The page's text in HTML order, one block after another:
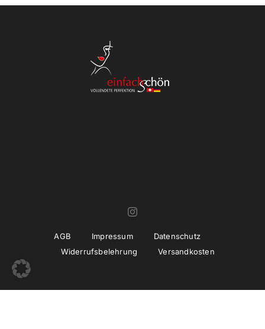
AGB Impressum
Datenschutz
Widerrufsbelehrung
Versandkosten